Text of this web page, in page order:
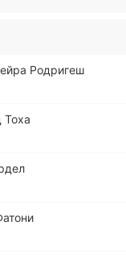
Ро­дри­геш